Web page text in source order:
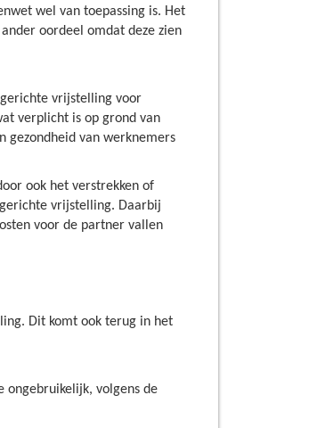
wel van toepassing is. Het
oordeel omdat deze zien
vrijstelling voor
verplicht is op grond van
gezondheid van werknemers
ook het verstrekken of
vrijstelling. Daarbij
voor de partner vallen
Dit komt ook terug in het
ongebruikelijk, volgens de